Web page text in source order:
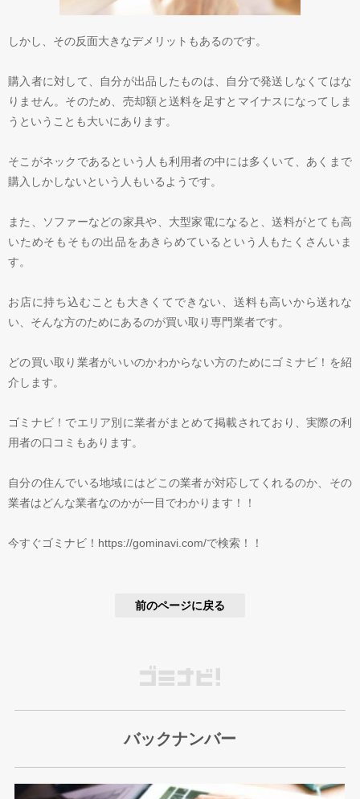
しかし、その反面大きなデメリットもあるのです。
購入者に対して、自分が出品したものは、自分で発送しなくてはな
りません。そのため、売却額と送料を足すとマイナスになってしま
うということも大いにあります。
そこがネックであるという人も利用者の中には多くいて、あくまで
購入しかしないという人もいるようです。
また、ソファーなどの家具や、大型家電になると、送料がとても高
いためそもそもの出品をあきらめているという人もたくさんいま
す。
お店に持ち込むことも大きくてできない、送料も高いから送れな
い、そんな方のためにあるのが買い取り専門業者です。
どの買い取り業者がいいのかわからない方のためにゴミナビ！を紹
介します。
ゴミナビ！でエリア別に業者がまとめて掲載されており、実際の利
用者の口コミもあります。
自分の住んでいる地域にはどこの業者が対応してくれるのか、その
業者はどんな業者なのかが一目でわかります！！
今すぐゴミナビ！https://gominavi.com/で検索！！
前のページに戻る
バックナンバー